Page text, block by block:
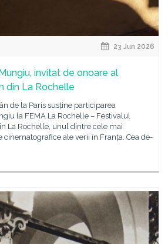
23 Jun 2026
invitat de onoare al
din La Rochelle
de la Paris susține participarea
la FEMA La Rochelle – Festivalul
La Rochelle, unul dintre cele mai
ale verii în Franța. Cea de-